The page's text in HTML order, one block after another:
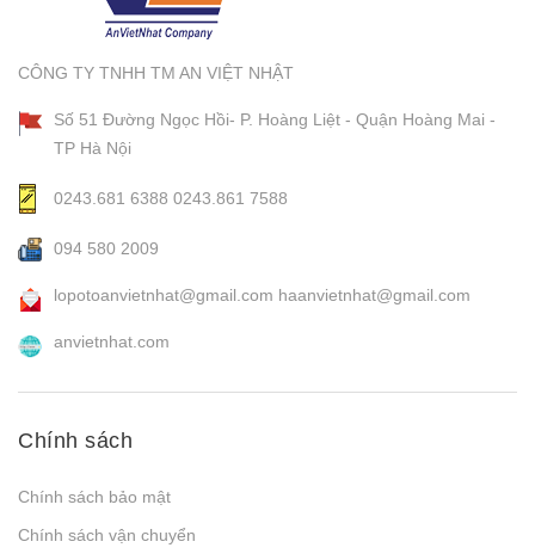
CÔNG TY TNHH TM AN VIỆT NHẬT
Số 51 Đường Ngọc Hồi- P. Hoàng Liệt - Quận Hoàng Mai -
TP Hà Nội
0243.681 6388 0243.861 7588
094 580 2009
lopotoanvietnhat@gmail.com haanvietnhat@gmail.com
anvietnhat.com
Chính sách
Chính sách bảo mật
Chính sách vận chuyển